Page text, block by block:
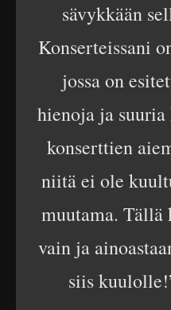
sävykkään
Konserteissani
jossa on
hienoja ja
konserttien
niitä ei ole
muutama. Tällä
vain ja
siis